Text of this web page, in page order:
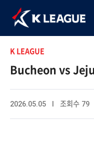
K LEAGUE
Bucheon vs
2026.05.05 I 조회수 79